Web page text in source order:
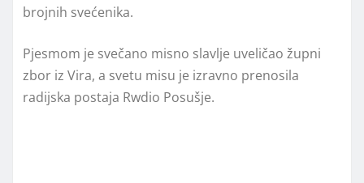
brojnih svećenika.
Pjesmom je svečano misno slavlje uveličao župni
zbor iz Vira, a svetu misu je izravno prenosila
radijska postaja Rwdio Posušje.